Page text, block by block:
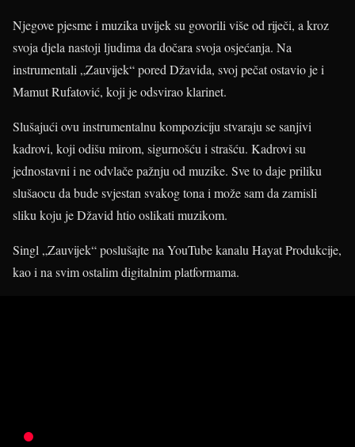
Njegove pjesme i muzika uvijek su govorili više od riječi, a kroz
svoja djela nastoji ljudima da dočara svoja osjećanja. Na
instrumentali „Zauvijek“ pored Džavida, svoj pečat ostavio je i
Mamut Rufatović, koji je odsvirao klarinet.
Slušajući ovu instrumentalnu kompoziciju stvaraju se sanjivi
kadrovi, koji odišu mirom, sigurnošću i strašću. Kadrovi su
jednostavni i ne odvlače pažnju od muzike. Sve to daje priliku
slušaocu da bude svjestan svakog tona i može sam da zamisli
sliku koju je Džavid htio oslikati muzikom.
Singl „Zauvijek“ poslušajte na YouTube kanalu Hayat Produkcije,
kao i na svim ostalim digitalnim platformama.